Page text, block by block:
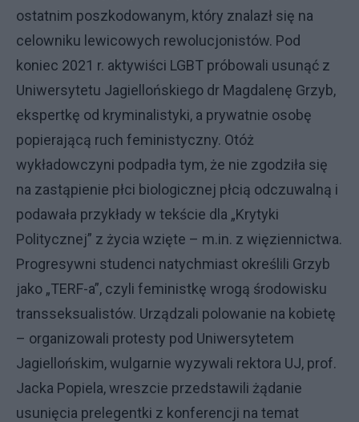
ostatnim poszkodowanym, który znalazł się na
celowniku lewicowych rewolucjonistów. Pod
koniec 2021 r. aktywiści LGBT próbowali usunąć z
Uniwersytetu Jagiellońskiego dr Magdalenę Grzyb,
ekspertkę od kryminalistyki, a prywatnie osobę
popierającą ruch feministyczny. Otóż
wykładowczyni podpadła tym, że nie zgodziła się
na zastąpienie płci biologicznej płcią odczuwalną i
podawała przykłady w tekście dla „Krytyki
Politycznej” z życia wzięte – m.in. z więziennictwa.
Progresywni studenci natychmiast określili Grzyb
jako „TERF-a”, czyli feministkę wrogą środowisku
transseksualistów. Urządzali polowanie na kobietę
– organizowali protesty pod Uniwersytetem
Jagiellońskim, wulgarnie wyzywali rektora UJ, prof.
Jacka Popiela, wreszcie przedstawili żądanie
usunięcia prelegentki z konferencji na temat